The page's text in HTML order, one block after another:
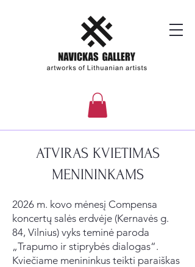
ATVIRAS KVIETIMAS
MENININKAMS
2026 m. kovo mėnesį Compensa
koncertų salės erdvėje (Kernavės g.
84, Vilnius) vyks teminė paroda
„Trapumo ir stiprybės dialogas“.
Kviečiame menininkus teikti paraiškas